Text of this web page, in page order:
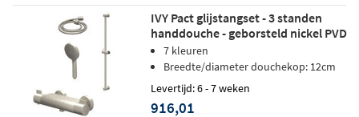
IVY Pact glijstangset - 3 standen
handdouche - geborsteld nickel PVD
7 kleuren
Breedte/diameter douchekop: 12cm
Levertijd: 6 - 7 weken
916,01